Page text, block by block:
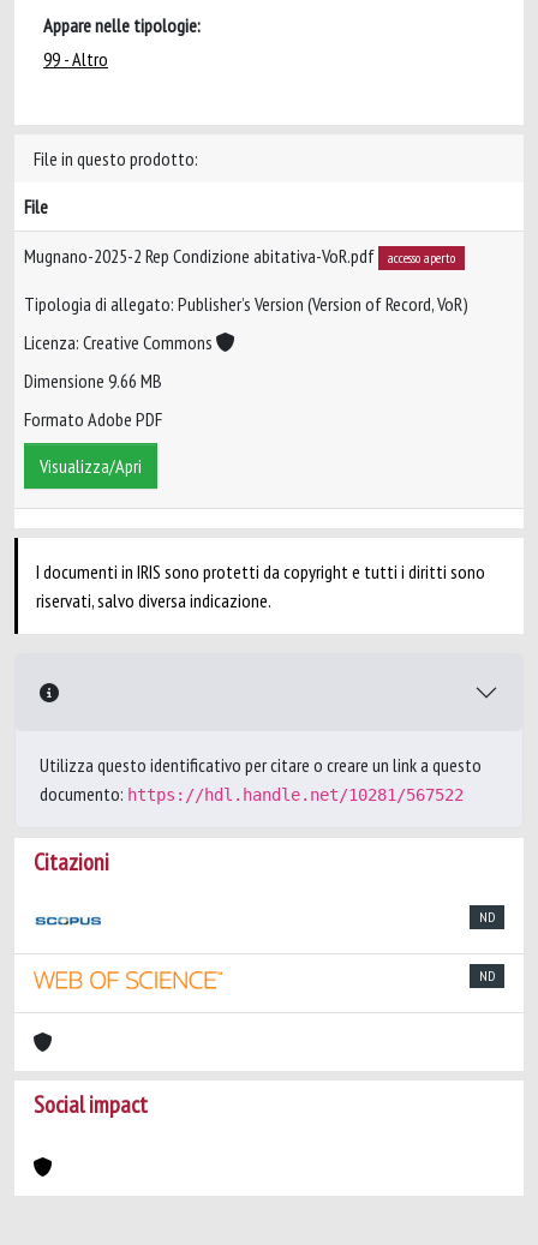
Appare nelle tipologie:
99 - Altro
File in questo prodotto:
File
Mugnano-2025-2 Rep Condizione abitativa-VoR.pdf accesso aperto
Tipologia di allegato: Publisher’s Version (Version of Record, VoR)
Licenza: Creative Commons
Dimensione 9.66 MB
Formato Adobe PDF
Visualizza/Apri
I documenti in IRIS sono protetti da copyright e tutti i diritti sono
riservati, salvo diversa indicazione.
Utilizza questo identificativo per citare o creare un link a questo
documento: https://hdl.handle.net/10281/567522
Citazioni
ND
ND
Social impact